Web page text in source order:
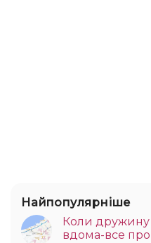
Найпопулярніше
Коли
вдома-все про